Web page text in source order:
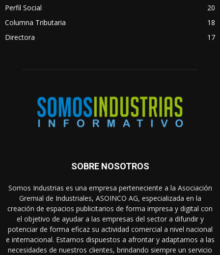
Perfil Social
20
Columna Tributaria
18
Directora
17
SOBRE NOSOTROS
Somos Industrias es una empresa perteneciente a la Asociación
Gremial de Industriales, ASOINCO AG, especializada en la
creación de espacios publicitarios de forma impresa y digital con
el objetivo de ayudar a las empresas del sector a difundir y
potenciar de forma eficaz su actividad comercial a nivel nacional
e internacional. Estamos dispuestos a afrontar y adaptarnos a las
necesidades de nuestros clientes, brindando siempre un servicio